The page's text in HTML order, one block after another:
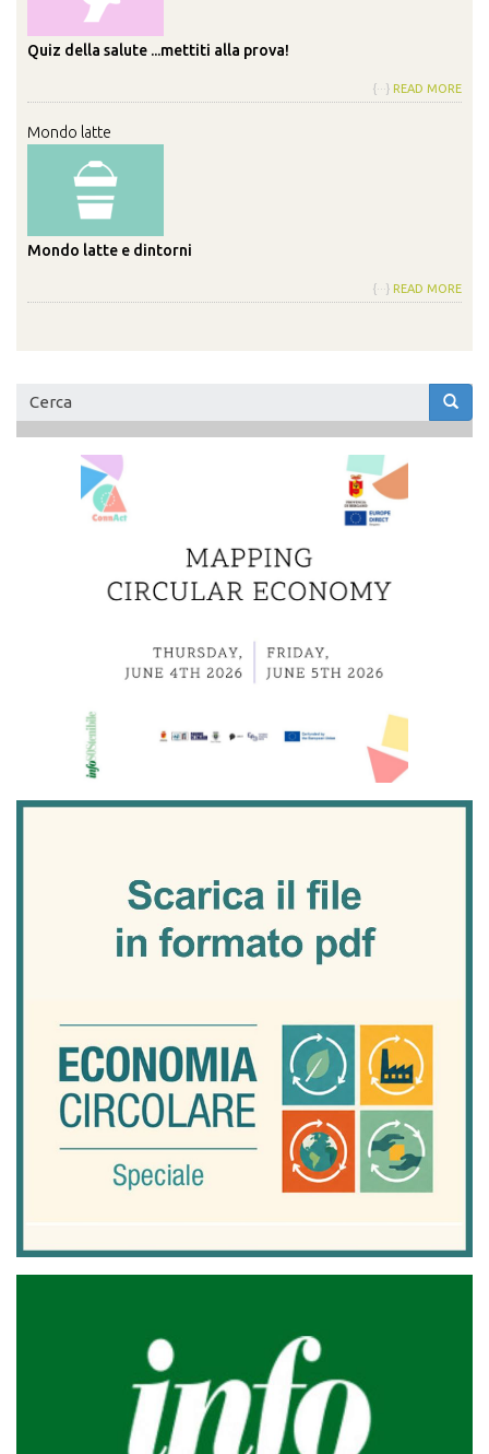
Quiz della salute ...mettiti alla prova!
{···} READ MORE
Mondo latte
Mondo latte e dintorni
{···} READ MORE
Form
di
ricerca